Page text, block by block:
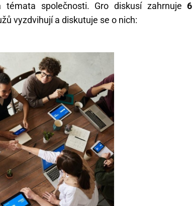
společnosti. Gro diskusí zahrnuje6
vyzdvihují a diskutuje se o nich: